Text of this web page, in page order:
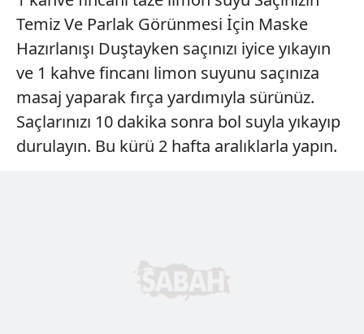
Temiz Ve Parlak Görünmesi İçin Maske
Hazırlanışı Duştayken saçınızı iyice yıkayın
ve 1 kahve fincanı limon suyunu saçınıza
masaj yaparak fırça yardımıyla sürünüz.
Saçlarınızı 10 dakika sonra bol suyla yıkayıp
durulayın. Bu kürü 2 hafta aralıklarla yapın.